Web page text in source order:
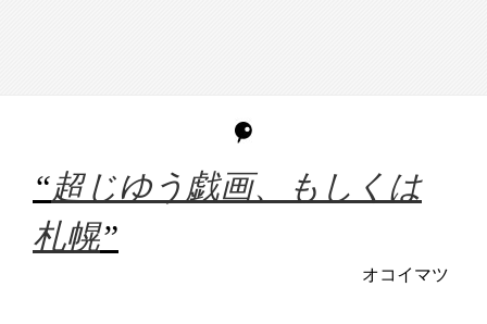
“超じゆう戯画、もしくは
札幌”
オコイマツ